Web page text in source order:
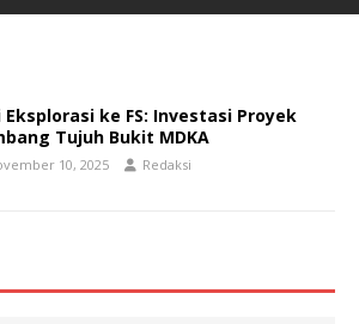
Eksplorasi ke FS: Investasi Proyek
Tujuh Bukit MDKA
10, 2025 Redaksi